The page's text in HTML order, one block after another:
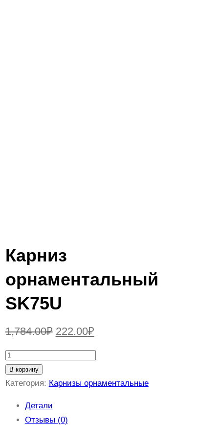
Карниз
орнаментальный
SK75U
1,784.00₽ П
е
в
222.00₽Т
е
у
К
о
л
В корзину
Категория: Карнизы орнаментальные
Детали
Отзывы (0)